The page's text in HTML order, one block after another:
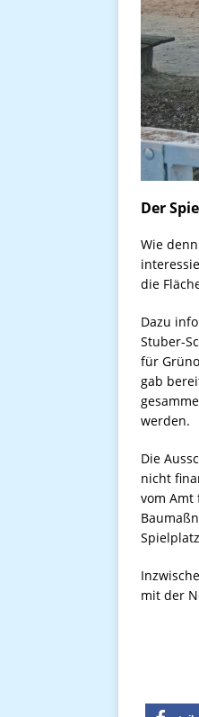
Der
Wie
die
Dazu
Stuber-
für
gab
werden.
Die
nicht
vom
mit der